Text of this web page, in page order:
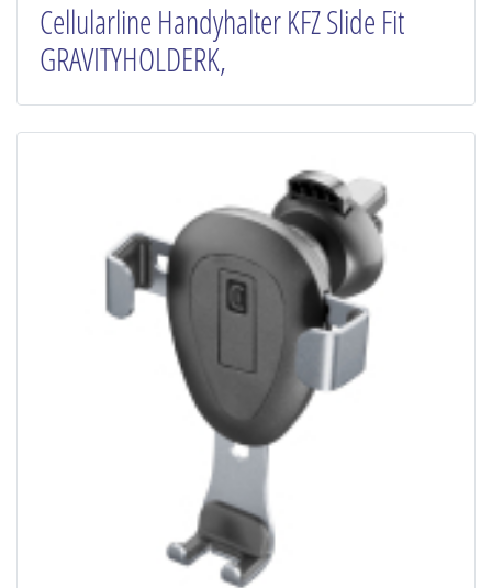
Cellularline Handyhalter KFZ Slide Fit
GRAVITYHOLDERK,